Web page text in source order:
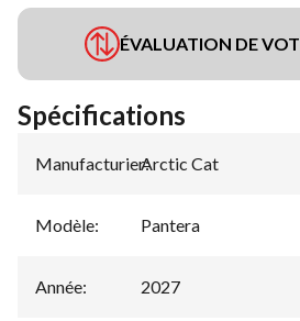
ÉVALUATION DE
Spécifications
Manufacturier:
Arctic Cat
Modèle: Pantera
Année: 2027